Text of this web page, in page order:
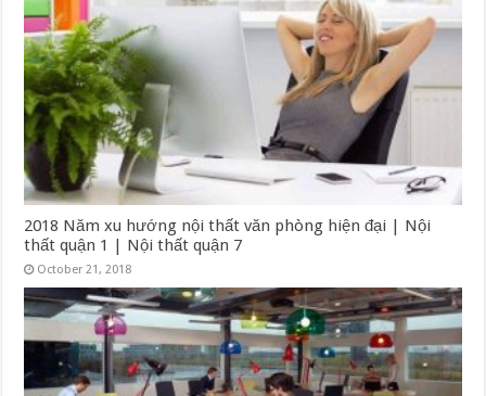
2018 Năm xu hướng nội thất văn phòng hiện đại | Nội
thất quận 1 | Nội thất quận 7
October 21, 2018